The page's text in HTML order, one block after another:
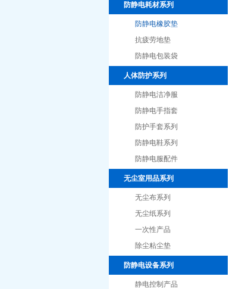
防静电耗材系列
防静电橡胶垫
抗疲劳地垫
防静电包装袋
人体防护系列
防静电洁净服
防静电手指套
防护手套系列
防静电鞋系列
防静电服配件
无尘室用品系列
无尘布系列
无尘纸系列
一次性产品
除尘粘尘垫
防静电设备系列
静电控制产品